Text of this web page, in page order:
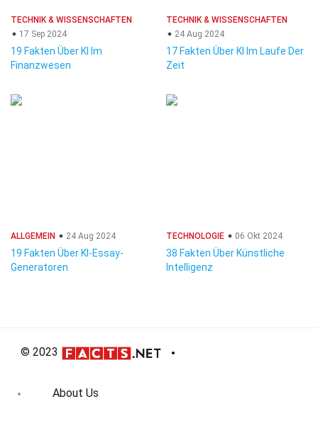
TECHNIK & WISSENSCHAFTEN
17 Sep 2024
19 Fakten Über KI Im
Finanzwesen
TECHNIK & WISSENSCHAFTEN
24 Aug 2024
17 Fakten Über KI Im Laufe Der
Zeit
ALLGEMEIN 24 Aug 2024
19 Fakten Über KI-Essay-
Generatoren
TECHNOLOGIE 06 Okt 2024
38 Fakten Über Künstliche
Intelligenz
© 2023
About Us